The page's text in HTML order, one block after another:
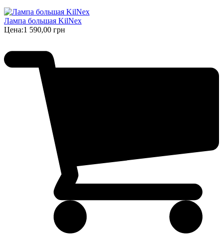
Лампа большая KilNex
Цена:1 590,00 грн